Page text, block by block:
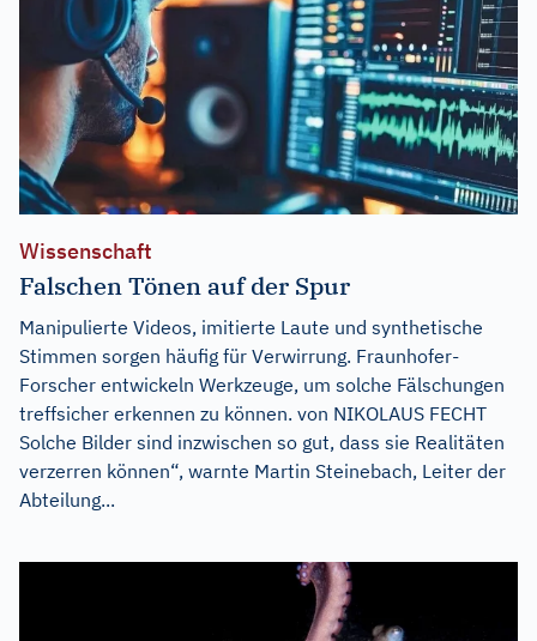
Wissenschaft
Falschen Tönen auf der Spur
Manipulierte Videos, imitierte Laute und synthetische
Stimmen sorgen häufig für Verwirrung. Fraunhofer-
Forscher entwickeln Werkzeuge, um solche Fälschungen
treffsicher erkennen zu können. von NIKOLAUS FECHT
Solche Bilder sind inzwischen so gut, dass sie Realitäten
verzerren können“, warnte Martin Steinebach, Leiter der
Abteilung...